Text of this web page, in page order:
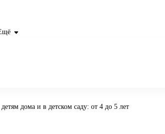
дома и в детском саду: от 4 до 5 лет